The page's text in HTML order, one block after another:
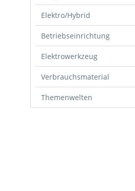
Elektro/Hybrid
Betriebseinrichtung
Elektrowerkzeug
Verbrauchsmaterial
Themenwelten